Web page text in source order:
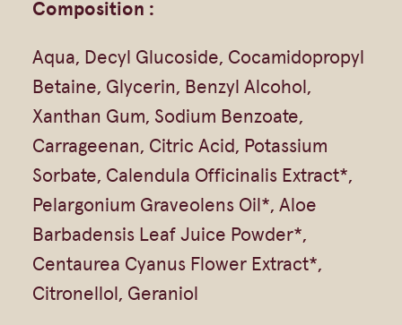
Composition :
Aqua, Decyl Glucoside, Cocamidopropyl
Betaine, Glycerin, Benzyl Alcohol,
Xanthan Gum, Sodium Benzoate,
Carrageenan, Citric Acid, Potassium
Sorbate, Calendula Officinalis Extract*,
Pelargonium Graveolens Oil*, Aloe
Barbadensis Leaf Juice Powder*,
Centaurea Cyanus Flower Extract*,
Citronellol, Geraniol
5
0
0
m
l